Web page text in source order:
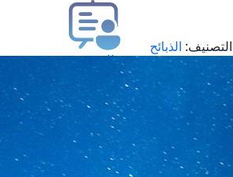
التصنيف: الذبائح
طلب فتوى
استعلام عن فتوى